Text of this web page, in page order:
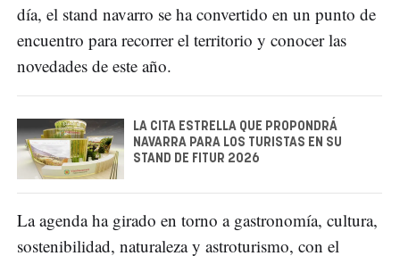
día, el stand navarro se ha convertido en un punto de
encuentro para recorrer el territorio y conocer las
novedades de este año.
LA CITA ESTRELLA QUE PROPONDRÁ
NAVARRA PARA LOS TURISTAS EN SU
STAND DE FITUR 2026
La agenda ha girado en torno a gastronomía, cultura,
sostenibilidad, naturaleza y astroturismo, con el